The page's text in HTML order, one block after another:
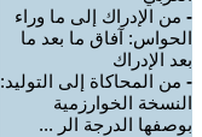
- من الإدراك إلى ما وراء
الحواس: آفاق ما بعد ما
بعد الإدراك
- من المحاكاة إلى التوليد:
النسخة الخوارزمية
بوصفها الدرجة الر ...